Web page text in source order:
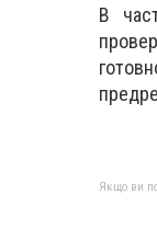
В
Якщо ви